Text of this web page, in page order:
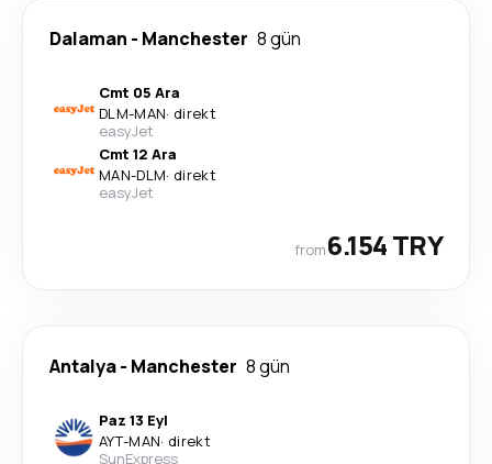
Dalaman - Manchester 8 gün
Cmt 05 Ara
DLM-MAN· direkt
easyJet
Cmt 12 Ara
MAN-DLM· direkt
easyJet
from6.154 TRY
Antalya- Manchester 8 gün
Paz 13 Eyl
AYT-MAN· direkt
SunExpress